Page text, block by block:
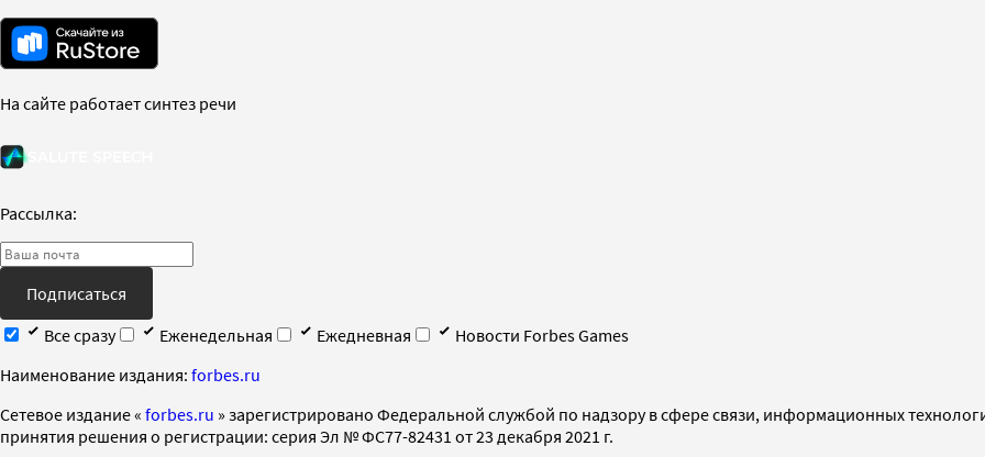
На сайте работает синтез речи
Рассылка:
Подписаться
Все сразу
Еженедельная Ежедневная
Новости Forbes Games
Наименование издания: forbes.ru
Cетевое издание « forbes.ru » зарегистрировано Федеральной службой по надзору в сфере связи, информационных
принятия решения о регистрации: серия Эл № ФС77-82431 от 23 декабря 2021 г.